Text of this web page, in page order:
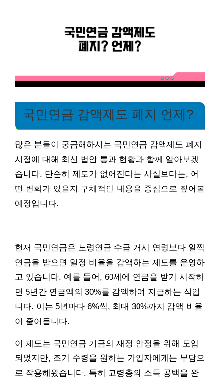
국민연금 감액제도 폐지 언제?
많은 분들이 궁금해하시는 국민연금 감액제도 폐지
시점에 대해 최신 법안 통과 현황과 함께 알아보겠
습니다. 단순히 제도가 없어진다는 사실보다는, 어
떤 변화가 있을지 구체적인 내용을 중심으로 짚어볼
예정입니다.
현재 국민연금은 노령연금 수급 개시 연령보다 일찍
연금을 받으면 일정 비율을 감액하는 제도를 운영하
고 있습니다. 예를 들어, 60세에 연금을 받기 시작하
면 5년간 연금액의 30%를 감액하여 지급하는 식입
니다. 이는 5년마다 6%씩, 최대 30%까지 감액 비율
이 줄어듭니다.
이 제도는 국민연금 기금의 재정 안정을 위해 도입
되었지만, 조기 수령을 원하는 가입자에게는 부담으
로 작용해왔습니다. 특히 고령층의 소득 공백을 완